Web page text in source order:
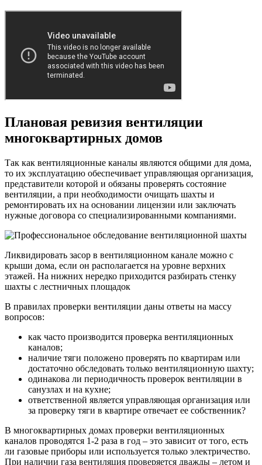
Плановая ревизия вентиляции
многоквартирных домов
Так как вентиляционные каналы являются общими для дома,
то их эксплуатацию обеспечивает управляющая организация,
представители которой и обязаны проверять состояние
вентиляции, а при необходимости очищать шахты и
ремонтировать их на основании лицензии или заключать
нужные договора со специализированными компаниями.
Ликвидировать засор в вентиляционном канале можно с
крыши дома, если он располагается на уровне верхних
этажей. На нижних нередко приходится разбирать стенку
шахты с лестничных площадок
В правилах проверки вентиляции даны ответы на массу
вопросов:
как часто производится проверка вентиляционных
каналов;
наличие тяги положено проверять по квартирам или
достаточно обследовать только вентиляционную шахту;
одинакова ли периодичность проверок вентиляции в
санузлах и на кухне;
ответственной является управляющая организация или
за проверку тяги в квартире отвечает ее собственник?
В многоквартирных домах проверки вентиляционных
каналов проводятся 1-2 раза в год – это зависит от того, есть
ли газовые приборы или используется только электричество.
При наличии газа вентиляция проверяется дважды – летом и